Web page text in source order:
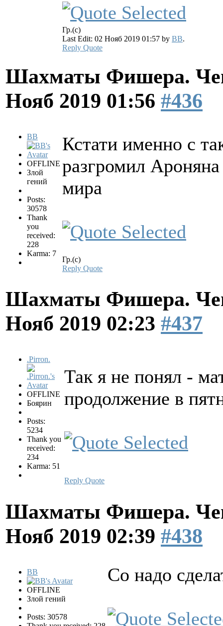
Гр.(с)
Last Edit: 02 Нояб 2019 01:57 by BB.
Reply Quote
Шахматы Фишера.
Нояб 2019 01:56 #436
BB
OFFLINE
Злой
гений
Posts:
30578
Thank
you
received:
228
Karma: 7
Кстати именно с
разгромил
мира
Гр.(с)
Reply Quote
Шахматы Фишера.
Нояб 2019 02:23 #437
.Pirron.
OFFLINE
Боярин
Posts:
5234
Thank you
received:
234
Karma: 51
Так я не понял -
продолжение в
Reply Quote
Шахматы Фишера.
Нояб 2019 02:39 #438
BB
OFFLINE
Злой гений
Posts: 30578
Со надо